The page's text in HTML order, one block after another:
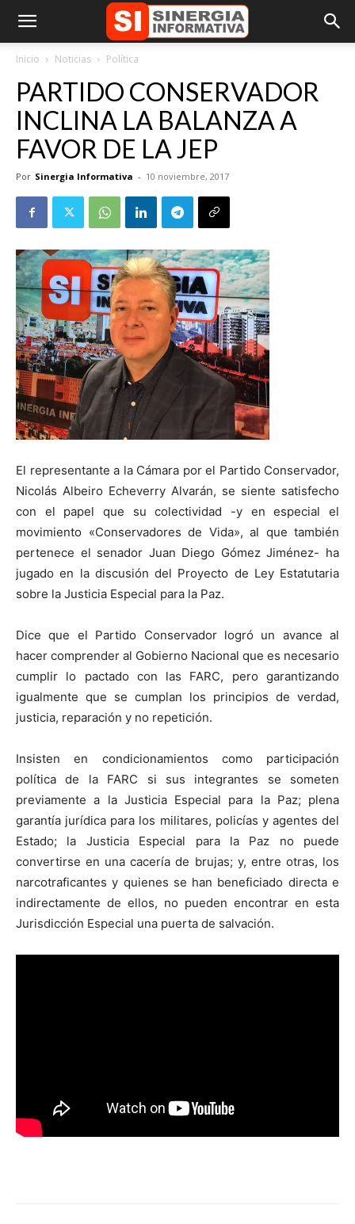
Inicio Noticias Política
PARTIDO CONSERVADOR
INCLINA LA BALANZA A
FAVOR DE LA JEP
Por Sinergia Informativa - 10 noviembre, 2017
El representante a la Cámara por el Partido Conservador,
Nicolás Albeiro Echeverry Alvarán, se siente satisfecho
con el papel que su colectividad -y en especial el
movimiento «Conservadores de Vida», al que también
pertenece el senador Juan Diego Gómez Jiménez- ha
jugado en la discusión del Proyecto de Ley Estatutaria
sobre la Justicia Especial para la Paz.
Dice que el Partido Conservador logró un avance al
hacer comprender al Gobierno Nacional que es necesario
cumplir lo pactado con las FARC, pero garantizando
igualmente que se cumplan los principios de verdad,
justicia, reparación y no repetición.
Insisten en condicionamientos como participación
política de la FARC si sus integrantes se someten
previamente a la Justicia Especial para la Paz; plena
garantía jurídica para los militares, policías y agentes del
Estado; la Justicia Especial para la Paz no puede
convertirse en una cacería de brujas; y, entre otras, los
narcotraficantes y quienes se han beneficiado directa e
indirectamente de ellos, no pueden encontrar en esta
Jurisdicción Especial una puerta de salvación.